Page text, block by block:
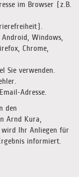
im Browser (z.B.
Windows,
Chrome,
Sie verwenden.
Adresse.
den
Arnd Kura,
wird Ihr Anliegen für
informiert.